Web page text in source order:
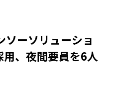
ーソリューショ
、夜間要員を6人